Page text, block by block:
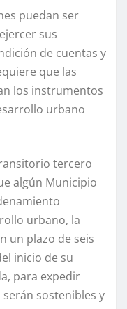
puedan ser
sus
de cuentas y
que las
los instrumentos
urbano
tercero
algún Municipio
urbano, la
un plazo de seis
inicio de su
para expedir
sostenibles y